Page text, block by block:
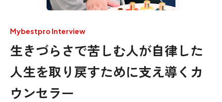
Mybestpro Interview
生きづらさで苦しむ人が自律した
人生を取り戻すために支え導くカ
ウンセラー